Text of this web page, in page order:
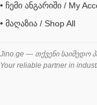
შესაფუთი მანქანა
შლანგი
საწვავის
• ჩემი ანგარიში / My
• მაღაზია / Shop All
Jino.ge — თქვენი საიმედო
Your reliable partner in